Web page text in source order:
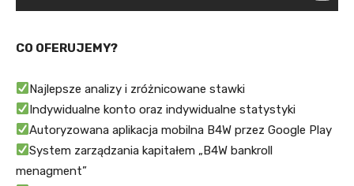
CO OFERUJEMY?
Najlepsze analizy i zróżnicowane stawki
Indywidualne konto oraz indywidualne statystyki
Autoryzowana aplikacja mobilna B4W przez Google Play
System zarządzania kapitałem „B4W bankroll
menagment”